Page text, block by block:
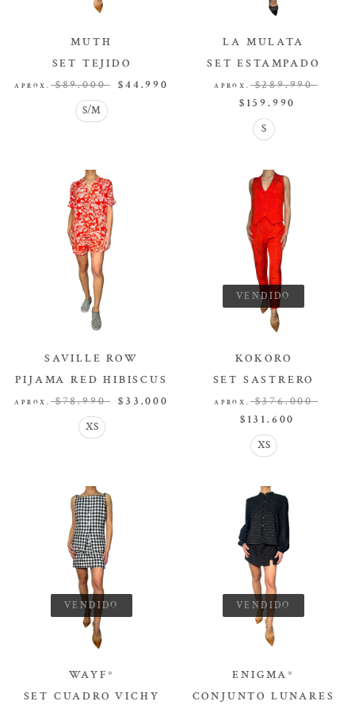
MUTH
SET TEJIDO
SET
APROX. $89.000 $44.990
S/M
LA MULATA
SET ESTAMPADO
APROX.
$289.990
$159.990
S
SAVILLE ROW
PIJAMA RED HIBISCUS
SET
APROX. $78.990 $33.000
XS
VENDIDO
KOKORO
SET SASTRERO
APROX.
$376.000
$131.600
XS
VENDIDO
WAYF*
SET CUADRO VICHY
VENDIDO
ENIGMA*
CONJUNTO LUNARES